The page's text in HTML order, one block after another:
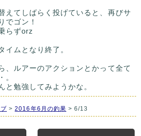
えてしばらく投げていると、再びサ
でゴン！
らずorz
イムとなり終了。
、ルアーのアクションとかって全て
。
と勉強してみようかな。
>2016年6月の釣果 > 6/13